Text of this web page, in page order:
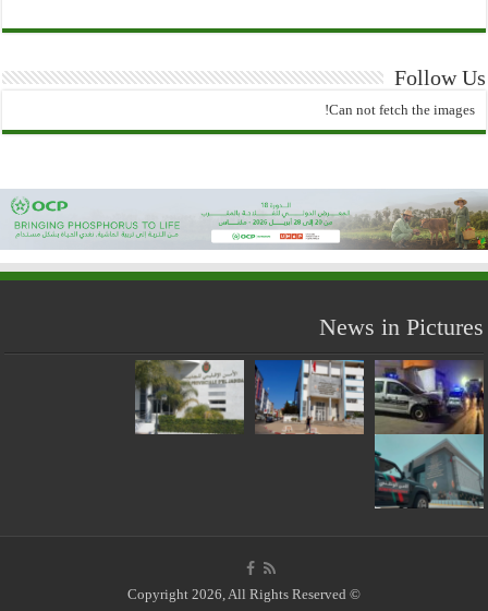
Follow Us
Can not fetch the images!
News in Pictures
© Copyright 2026, All Rights Reserved